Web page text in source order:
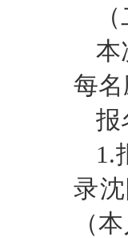
本
每
报
1.
录
（